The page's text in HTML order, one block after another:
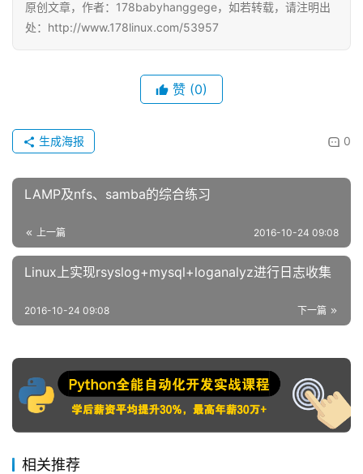
原创文章，作者：178babyhanggege，如若转载，请注明出
处：http://www.178linux.com/53957
赞 (0)
0
生成海报
LAMP及nfs、samba的综合练习
上一篇 2016-10-24 09:08
Linux上实现rsyslog+mysql+loganalyz进行日志收集
下一篇
2016-10-24 09:08
相关推荐